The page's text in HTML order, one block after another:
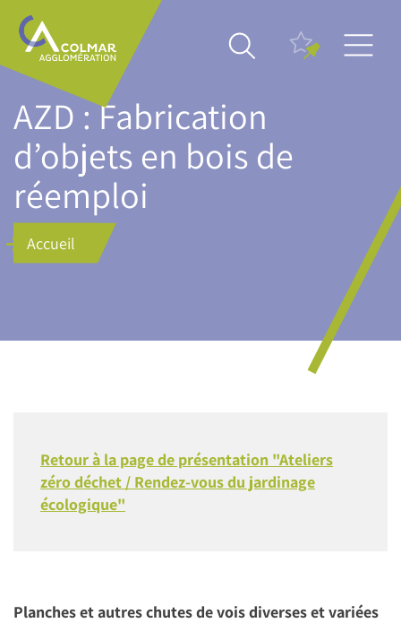
Aller
contenu
principal
Main
navigation
AZD : Fabrication
d’objets en bois de
réemploi
Accueil
Retour à la page de présentation "Ateliers
zéro déchet / Rendez-vous du jardinage
écologique"
Planches et autres chutes de vois diverses et variées